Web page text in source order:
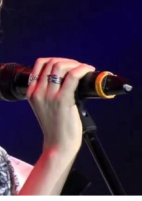
фитнес
и отношения
и рукоделие
бизнес